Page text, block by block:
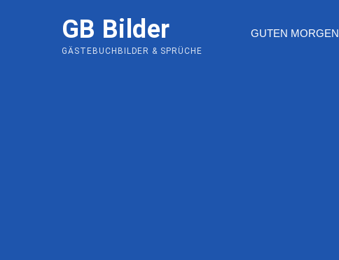
GB Bilder
GÄSTEBUCHBILDER & SPRÜCHE
GUTEN MORGEN